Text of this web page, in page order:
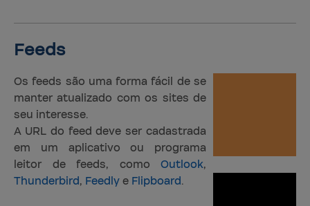
Feeds
Os feeds são uma forma fácil de se
manter atualizado com os sites de
seu interesse.
A URL do feed deve ser cadastrada
em um aplicativo ou programa
leitor de feeds, como Outlook,
Thunderbird, Feedly e Flipboard.